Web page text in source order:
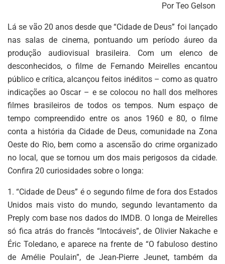
Por Teo Gelson
Lá se vão 20 anos desde que “Cidade de Deus” foi lançado
nas salas de cinema, pontuando um período áureo da
produção audiovisual brasileira. Com um elenco de
desconhecidos, o filme de Fernando Meirelles encantou
público e crítica, alcançou feitos inéditos – como as quatro
indicações ao Oscar – e se colocou no hall dos melhores
filmes brasileiros de todos os tempos. Num espaço de
tempo compreendido entre os anos 1960 e 80, o filme
conta a história da Cidade de Deus, comunidade na Zona
Oeste do Rio, bem como a ascensão do crime organizado
no local, que se tornou um dos mais perigosos da cidade.
Confira 20 curiosidades sobre o longa:
1. “Cidade de Deus” é o segundo filme de fora dos Estados
Unidos mais visto do mundo, segundo levantamento da
Preply com base nos dados do IMDB. O longa de Meirelles
só fica atrás do francês “Intocáveis”, de Olivier Nakache e
Éric Toledano, e aparece na frente de “O fabuloso destino
de Amélie Poulain”, de Jean-Pierre Jeunet, também da